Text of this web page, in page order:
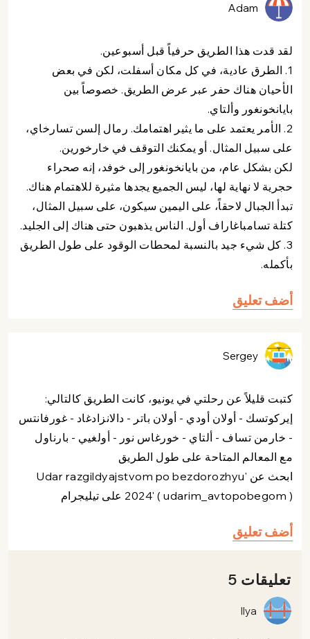
Adam
لقد قدت هذا الطريق حرفياً قبل أسبوعين.
1. الطرق عادية، في كل مكان أسفلت، لكن في بعض
الأحيان هناك حفر عبر عرض الطريق. خصوصاً بين
بايانخونغور وألتاي.
2. الأمر يعتمد على ما يثير اهتمامك. رمال إلسن تسارخاي،
على سبيل المثال. أو يمكنك التوقف في خارخورين.
لكن بشكل عام، من بايانخونغور إلى خوفد، إنه صحراء
حجرية لا نهاية لها، ليس الجميع يجدها مثيرة للاهتمام هناك.
تبدأ الجبال لاحقاً، على اليمين سيكون، على سبيل المثال،
كتلة تسامباغاراف أول. الناس يذهبون حتى هناك إلى الجليد.
3. كل شيء جيد بالنسبة لمحطات الوقود على طول الطريق
بأكمله.
أضف تعليق
Sergey
كتبت قليلاً عن رحلتي في يونيو، كانت الطريق كالتالي:
إيركوتسك - أولان أودي - أولان باتر - دالانزادغاد - غورفانتس
- خارمن تساف - ألتاي - خورغاس نور - أولغيي - بارناول
مع المعالم المتاحة على طول الطريق
ابحث عن 'Udar razgildyajstvom po bezdorozhyu
2024' ( udarim_avtopobegom ) على تيليجرام
أضف تعليق
تعليقات 5
Ilya